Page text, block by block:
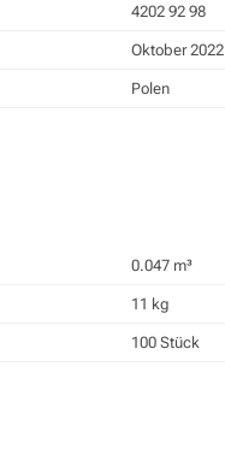
4202 92 98
Oktober 2022
Polen
0.047 m³
11 kg
100 Stück